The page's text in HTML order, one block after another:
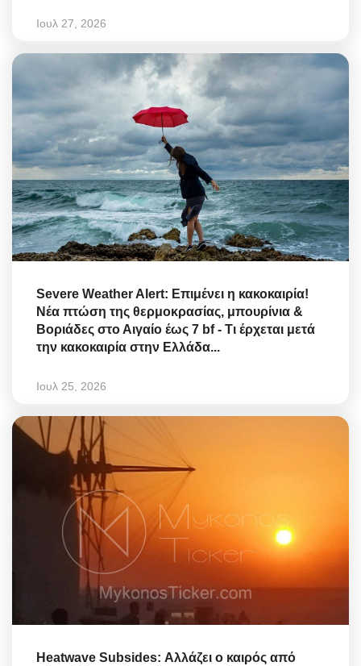
Ιουλ 27, 2026
Severe Weather Alert: Επιμένει η κακοκαιρία!
Νέα πτώση της θερμοκρασίας, μπουρίνια &
Βοριάδες στο Αιγαίο έως 7 bf - Τι έρχεται μετά
την κακοκαιρία στην Ελλάδα...
Ιουλ 25, 2026
Heatwave Subsides: Αλλάζει ο καιρός από